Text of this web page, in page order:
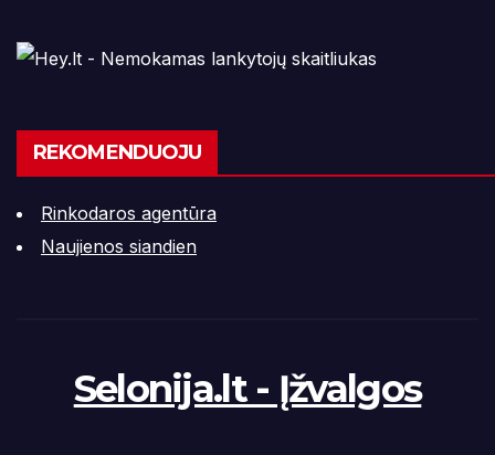
REKOMENDUOJU
Rinkodaros agentūra
Naujienos siandien
Selonija.lt - Įžvalgos